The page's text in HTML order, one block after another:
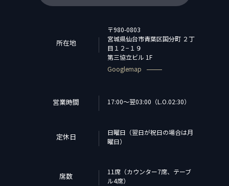
所在地
〒980-0803
宮城県仙台市青葉区国分町 ２丁
目１２−１９
第三協立ビル 1F
Googlemap
営業時間 17:00〜翌03:00（L.O.02:30）
定休日
日曜日（翌日が祝日の場合は月
曜日）
席数
11席（カウンター7席、テーブ
ル4席）